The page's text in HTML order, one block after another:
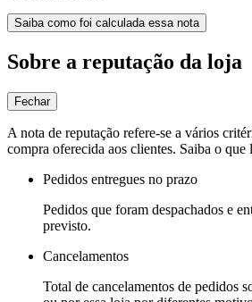
Saiba como foi calculada essa nota
Sobre a reputação da loja
Fechar
A nota de reputação refere-se a vários
compra oferecida aos clientes. Saiba o que
Pedidos entregues no prazo
Pedidos que foram despachados e
previsto.
Cancelamentos
Total de cancelamentos de pedidos